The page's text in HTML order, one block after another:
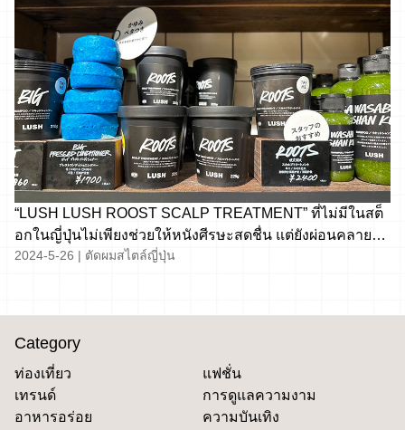
“LUSH LUSH ROOST SCALP TREATMENT” ที่ไม่มีในสต็
อกในญี่ปุ่นไม่เพียงช่วยให้หนังศีรษะสดชื่น แต่ยังผ่อนคลาย
ไหล่และคออีกด้วย?
2024-5-26 | ตัดผมสไตล์ญี่ปุ่น
Category
ท่องเที่ยว
แฟชั่น
เทรนด์
การดูแลความงาม
อาหารอร่อย
ความบันเทิง